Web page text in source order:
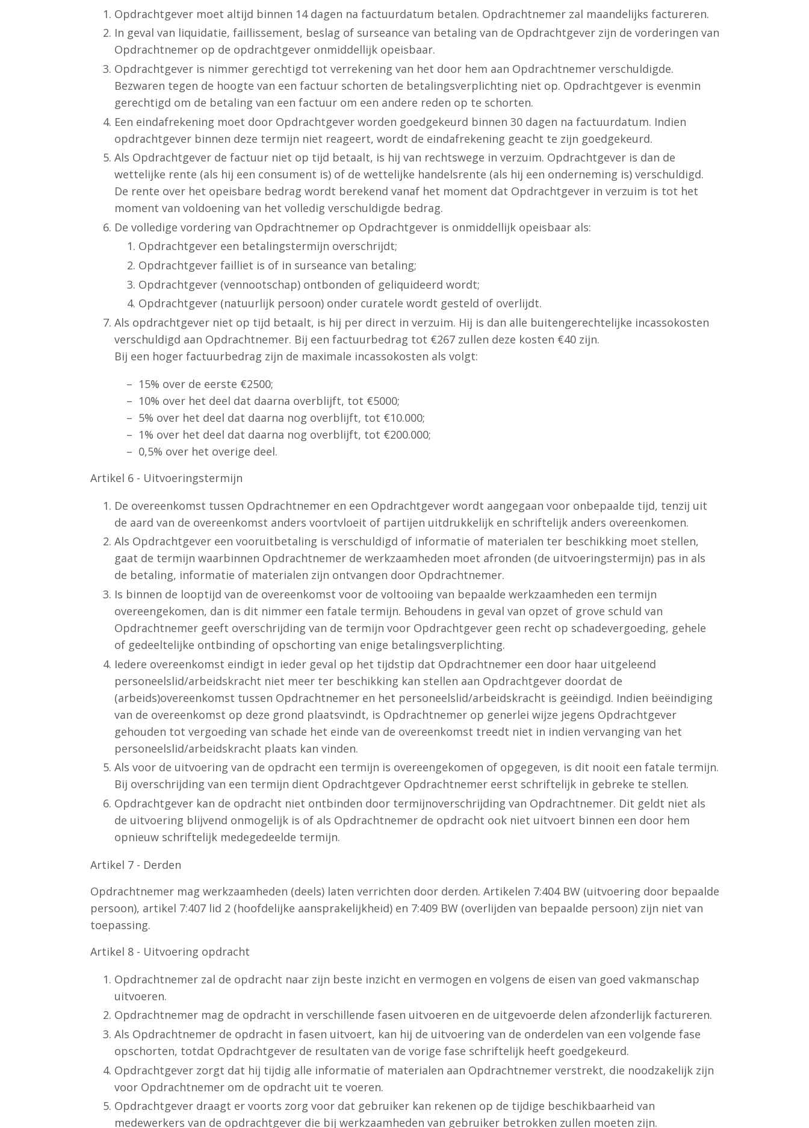
Opdrachtgever moet altijd binnen 14 dagen na factuurdatum betalen. Opdrachtnemer zal maandelijks factureren.
In geval van liquidatie, faillissement, beslag of surseance van betaling van de Opdrachtgever zijn de vorderingen van
Opdrachtnemer op de opdrachtgever onmiddellijk opeisbaar.
Opdrachtgever is nimmer gerechtigd tot verrekening van het door hem aan Opdrachtnemer verschuldigde.
Bezwaren tegen de hoogte van een factuur schorten de betalingsverplichting niet op. Opdrachtgever is evenmin
gerechtigd om de betaling van een factuur om een andere reden op te schorten.
Een eindafrekening moet door Opdrachtgever worden goedgekeurd binnen 30 dagen na factuurdatum. Indien
opdrachtgever binnen deze termijn niet reageert, wordt de eindafrekening geacht te zijn goedgekeurd.
Als Opdrachtgever de factuur niet op tijd betaalt, is hij van rechtswege in verzuim. Opdrachtgever is dan de
wettelijke rente (als hij een consument is) of de wettelijke handelsrente (als hij een onderneming is) verschuldigd.
De rente over het opeisbare bedrag wordt berekend vanaf het moment dat Opdrachtgever in verzuim is tot het
moment van voldoening van het volledig verschuldigde bedrag.
De volledige vordering van Opdrachtnemer op Opdrachtgever is onmiddellijk opeisbaar als:
Opdrachtgever een betalingstermijn overschrijdt;
Opdrachtgever failliet is of in surseance van betaling;
Opdrachtgever (vennootschap) ontbonden of geliquideerd wordt;
Opdrachtgever (natuurlijk persoon) onder curatele wordt gesteld of overlijdt.
Als opdrachtgever niet op tijd betaalt, is hij per direct in verzuim. Hij is dan alle buitengerechtelijke incassokosten
verschuldigd aan Opdrachtnemer. Bij een factuurbedrag tot €267 zullen deze kosten €40 zijn.
Bij een hoger factuurbedrag zijn de maximale incassokosten als volgt:
– 15% over de eerste €2500;
– 10% over het deel dat daarna overblijft, tot €5000;
– 5% over het deel dat daarna nog overblijft, tot €10.000;
– 1% over het deel dat daarna nog overblijft, tot €200.000;
– 0,5% over het overige deel.
Artikel 6 - Uitvoeringstermijn
De overeenkomst tussen Opdrachtnemer en een Opdrachtgever wordt aangegaan voor onbepaalde tijd, tenzij uit
de aard van de overeenkomst anders voortvloeit of partijen uitdrukkelijk en schriftelijk anders overeenkomen.
Als Opdrachtgever een vooruitbetaling is verschuldigd of informatie of materialen ter beschikking moet stellen,
gaat de termijn waarbinnen Opdrachtnemer de werkzaamheden moet afronden (de uitvoeringstermijn) pas in als
de betaling, informatie of materialen zijn ontvangen door Opdrachtnemer.
Is binnen de looptijd van de overeenkomst voor de voltooiing van bepaalde werkzaamheden een termijn
overeengekomen, dan is dit nimmer een fatale termijn. Behoudens in geval van opzet of grove schuld van
Opdrachtnemer geeft overschrijding van de termijn voor Opdrachtgever geen recht op schadevergoeding, gehele
of gedeeltelijke ontbinding of opschorting van enige betalingsverplichting.
Iedere overeenkomst eindigt in ieder geval op het tijdstip dat Opdrachtnemer een door haar uitgeleend
personeelslid/arbeidskracht niet meer ter beschikking kan stellen aan Opdrachtgever doordat de
(arbeids)overeenkomst tussen Opdrachtnemer en het personeelslid/arbeidskracht is geëindigd. Indien beëindiging
van de overeenkomst op deze grond plaatsvindt, is Opdrachtnemer op generlei wijze jegens Opdrachtgever
gehouden tot vergoeding van schade het einde van de overeenkomst treedt niet in indien vervanging van het
personeelslid/arbeidskracht plaats kan vinden.
Als voor de uitvoering van de opdracht een termijn is overeengekomen of opgegeven, is dit nooit een fatale termijn.
Bij overschrijding van een termijn dient Opdrachtgever Opdrachtnemer eerst schriftelijk in gebreke te stellen.
Opdrachtgever kan de opdracht niet ontbinden door termijnoverschrijding van Opdrachtnemer. Dit geldt niet als
de uitvoering blijvend onmogelijk is of als Opdrachtnemer de opdracht ook niet uitvoert binnen een door hem
opnieuw schriftelijk medegedeelde termijn.
Artikel 7 - Derden
Opdrachtnemer mag werkzaamheden (deels) laten verrichten door derden. Artikelen 7:404 BW (uitvoering door bepaalde
persoon), artikel 7:407 lid 2 (hoofdelijke aansprakelijkheid) en 7:409 BW (overlijden van bepaalde persoon) zijn niet van
toepassing.
Artikel 8 - Uitvoering opdracht
Opdrachtnemer zal de opdracht naar zijn beste inzicht en vermogen en volgens de eisen van goed vakmanschap
uitvoeren.
Opdrachtnemer mag de opdracht in verschillende fasen uitvoeren en de uitgevoerde delen afzonderlijk factureren.
Als Opdrachtnemer de opdracht in fasen uitvoert, kan hij de uitvoering van de onderdelen van een volgende fase
opschorten, totdat Opdrachtgever de resultaten van de vorige fase schriftelijk heeft goedgekeurd.
Opdrachtgever zorgt dat hij tijdig alle informatie of materialen aan Opdrachtnemer verstrekt, die noodzakelijk zijn
voor Opdrachtnemer om de opdracht uit te voeren.
Opdrachtgever draagt er voorts zorg voor dat gebruiker kan rekenen op de tijdige beschikbaarheid van
medewerkers van de opdrachtgever die bij werkzaamheden van gebruiker betrokken zullen moeten zijn.